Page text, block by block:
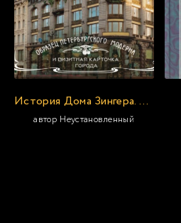
История Дома Зингера. Образец петербургского модерна и визитная карточка города »
автор Неустановленный